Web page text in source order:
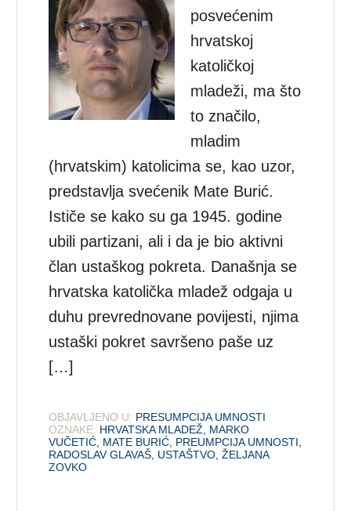
posvećenim
hrvatskoj
katoličkoj
mladeži, ma što
to značilo,
mladim
(hrvatskim) katolicima se, kao uzor,
predstavlja svećenik Mate Burić.
Ističe se kako su ga 1945. godine
ubili partizani, ali i da je bio aktivni
član ustaškog pokreta. Današnja se
hrvatska katolička mladež odgaja u
duhu prevrednovane povijesti, njima
ustaški pokret savršeno paše uz
[…]
OBJAVLJENO U: PRESUMPCIJA UMNOSTI
OZNAKE: HRVATSKA MLADEŽ
MARKO
VUČETIĆ MATE BURIĆ PREUMPCIJA UMNOSTI
RADOSLAV GLAVAŠ USTAŠTVO ,ŽELJANA
ZOVKO